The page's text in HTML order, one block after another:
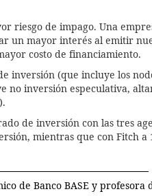
riesgo de impago. Una
un mayor interés al emitir
costo de financiamiento.
inversión (que incluye los
inversión especulativa,
de inversión con las tres
mientras que con Fitch
de Banco BASE y profesora